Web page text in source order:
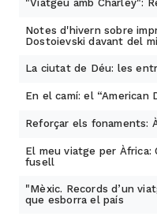
"Viatgeu amb Charley":
Notes d'hivern sobre
Dostoievski davant del
La ciutat de Déu: les
En el camí: el “American
Reforçar els fonaments:
El meu viatge per Àfrica:
fusell
"Mèxic. Records d’un
que esborra el país